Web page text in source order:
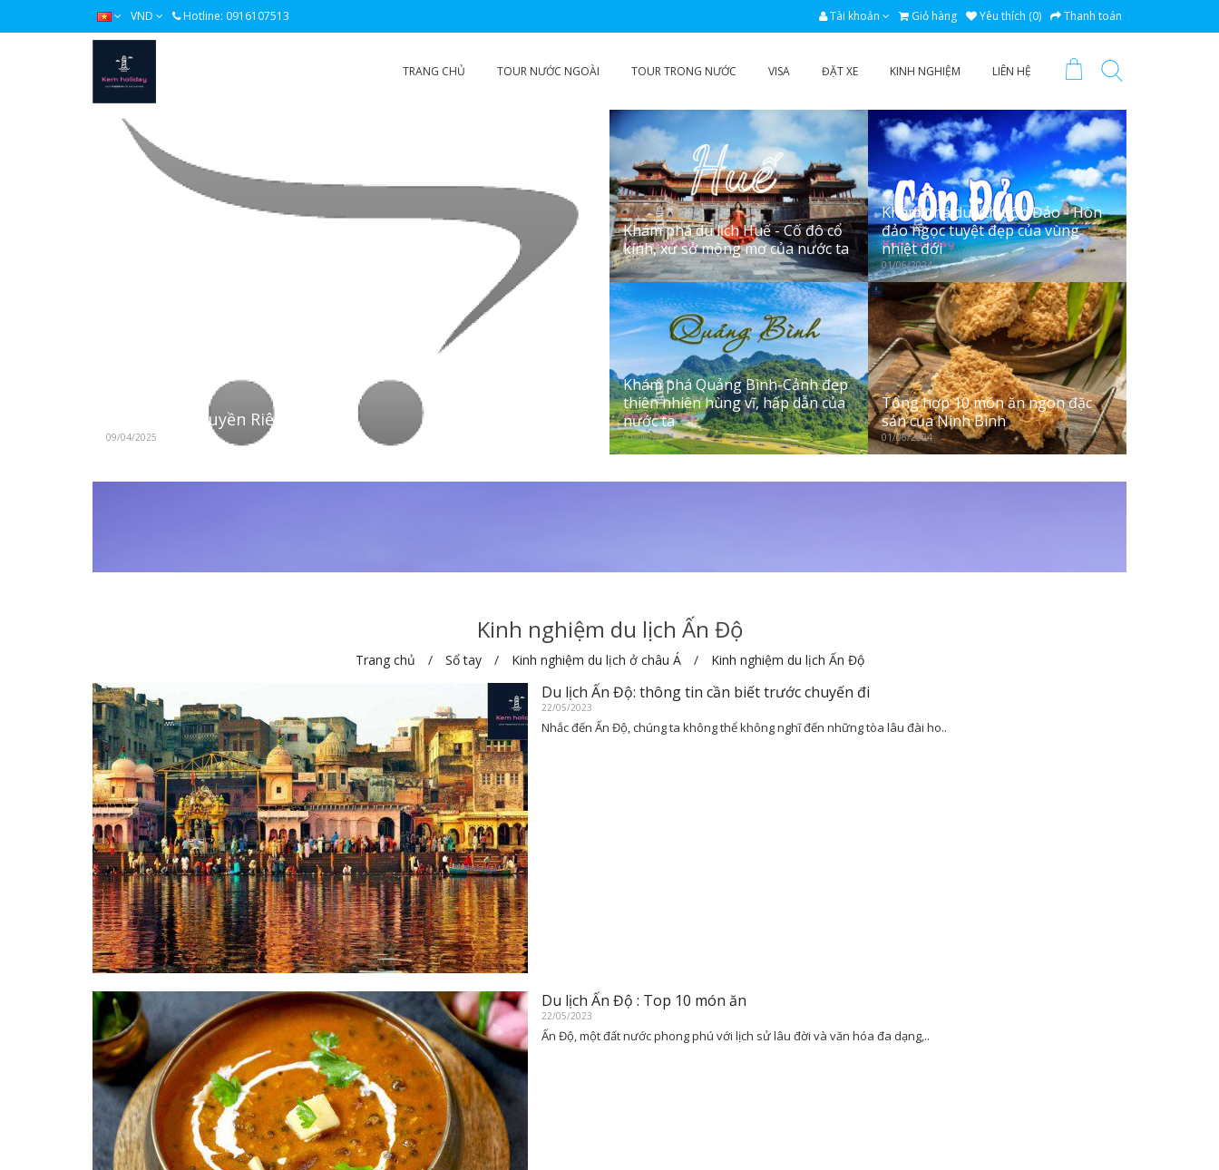
VND Hotline: 0916107513 Tài khoản Giỏ hàng Yêu thích (0) Thanh toán
TRANG CHỦ TOUR NƯỚC NGOÀI TOUR TRONG NƯỚC VISA ĐẶT XE KINH NGHIỆM LIÊN HỆ
Chính Sách Quyền Riêng Tư
09/04/2025
Khám phá du lịch Huế - Cố đô cổ
kính, xứ sở mộng mơ của nước ta
01/06/2024
Khám phá du lịch Côn Đảo - Hòn
đảo ngọc tuyệt đẹp của vùng
nhiệt đới
01/06/2024
Khám phá Quảng Bình-Cảnh đẹp
thiên nhiên hùng vĩ, hấp dẫn của
nước ta
01/06/2024
Tổng hợp 10 món ăn ngon đặc
sản của Ninh Bình
01/06/2024
Kinh nghiệm du lịch Ấn Độ
Trang chủ Sổ tay Kinh nghiệm du lịch ở châu Á Kinh nghiệm du lịch Ấn Độ
Du lịch Ấn Độ: thông tin cần biết trước chuyến đi
22/05/2023
Nhắc đến Ấn Độ, chúng ta không thể không nghĩ đến những tòa lâu đài ho..
Du lịch Ấn Độ : Top 10 món ăn
22/05/2023
Ấn Độ, một đất nước phong phú với lịch sử lâu đời và văn hóa đa dạng,..